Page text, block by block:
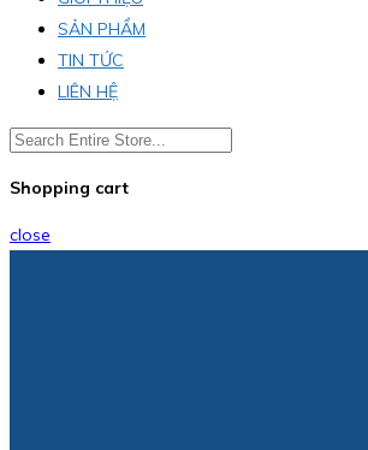
SẢN PHẨM
TIN TỨC
LIÊN HỆ
Shopping cart
close